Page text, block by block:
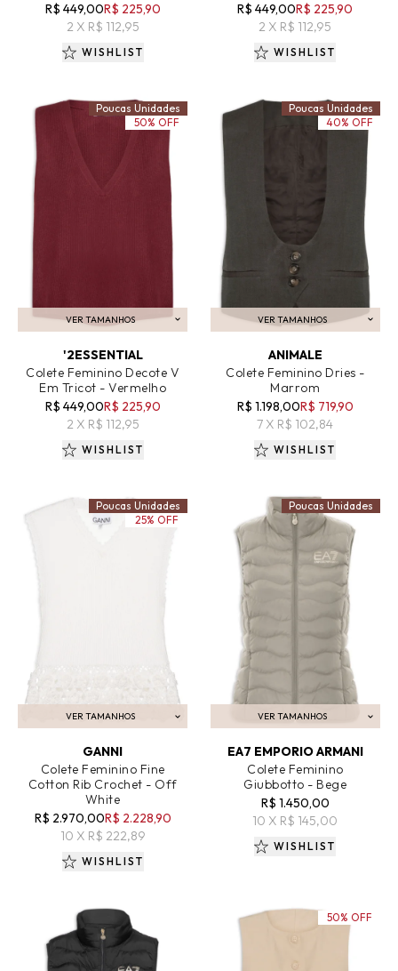
R$ 449,00R$ 225,90
2 X R$ 112,95
WISHLIST
R$ 449,00R$ 225,90
2 X R$ 112,95
WISHLIST
VER TAMANHOS
ADICIONAR AO CARRINHO
'2ESSENTIAL
Colete Feminino Decote V
Em Tricot - Vermelho
R$ 449,00R$ 225,90
2 X R$ 112,95
Poucas Unidades
50% OFF
WISHLIST
VER TAMANHOS
ADICIONAR AO CARRINHO
ANIMALE
Colete Feminino Dries -
Marrom
R$ 1.198,00R$ 719,90
7 X R$ 102,84
Poucas Unidades
40% OFF
WISHLIST
VER TAMANHOS
ADICIONAR AO CARRINHO
GANNI
Colete Feminino Fine
Cotton Rib Crochet - Off
White
R$ 2.970,00R$ 2.228,90
10 X R$ 222,89
Poucas Unidades
25% OFF
WISHLIST
VER TAMANHOS
ADICIONAR AO CARRINHO
EA7 EMPORIO ARMANI
Colete Feminino
Giubbotto - Bege
R$ 1.450,00
10 X R$ 145,00
Poucas Unidades
WISHLIST
50% OFF